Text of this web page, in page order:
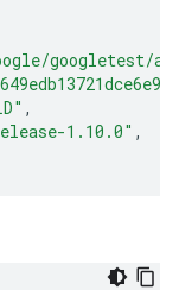
googletest/
,
1.10.0" ,